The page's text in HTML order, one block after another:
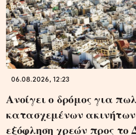
06.08.2026, 12:23
Ανοίγει ο δρόμος για
κατασχεμένων
εξόφληση χρεών προς το